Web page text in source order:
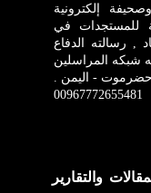
إلكترونية
في
الدفاع
المراسلين
- اليمن .
التحرير: أنور حمدون 00967772655481
والتقارير